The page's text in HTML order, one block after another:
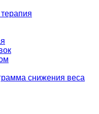
снижения веса